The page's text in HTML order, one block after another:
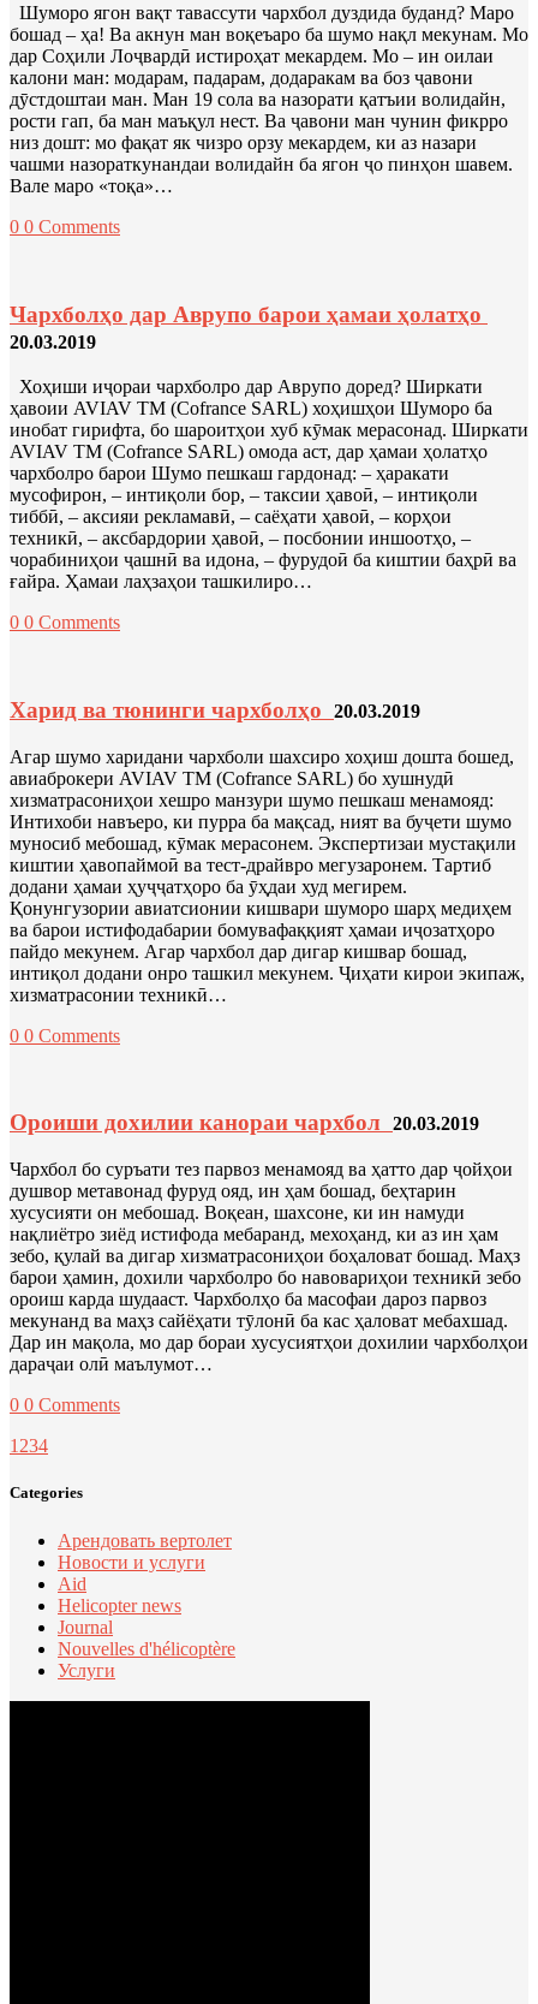
Шуморо ягон вақт тавассути чархбол дуздида буданд? Маро
бошад – ҳа! Ва акнун ман воқеъаро ба шумо нақл мекунам. Мо
дар Соҳили Лоҷвардӣ истироҳат мекардем. Мо – ин оилаи
калони ман: модарам, падарам, додаракам ва боз ҷавони
дӯстдоштаи ман. Ман 19 сола ва назорати қатъии волидайн,
рости гап, ба ман маъқул нест. Ва ҷавони ман чунин фикрро
низ дошт: мо фақат як чизро орзу мекардем, ки аз назари
чашми назораткунандаи волидайн ба ягон ҷо пинҳон шавем.
Вале маро «тоқа»…
0 0 Comments
Чархболҳо дар Аврупо барои ҳамаи ҳолатҳо
20.03.2019
Хоҳиши иҷораи чархболро дар Аврупо доред? Ширкати
ҳавоии AVIAV TM (Cofrance SARL) хоҳишҳои Шуморо ба
инобат гирифта, бо шароитҳои хуб кӯмак мерасонад. Ширкати
AVIAV TM (Cofrance SARL) омода аст, дар ҳамаи ҳолатҳо
чархболро барои Шумо пешкаш гардонад: – ҳаракати
мусофирон, – интиқоли бор, – таксии ҳавоӣ, – интиқоли
тиббӣ, – аксияи рекламавӣ, – саёҳати ҳавоӣ, – корҳои
техникӣ, – аксбардории ҳавоӣ, – посбонии иншоотҳо, –
чорабиниҳои ҷашнӣ ва идона, – фурудоӣ ба киштии баҳрӣ ва
ғайра. Ҳамаи лаҳзаҳои ташкилиро…
0 0 Comments
Харид ва тюнинги чархболҳо 20.03.2019
Агар шумо харидани чархболи шахсиро хоҳиш дошта бошед,
авиаброкери AVIAV TM (Cofrance SARL) бо хушнудӣ
хизматрасониҳои хешро манзури шумо пешкаш менамояд:
Интихоби навъеро, ки пурра ба мақсад, ният ва буҷети шумо
муносиб мебошад, кӯмак мерасонем. Экспертизаи мустақили
киштии ҳавопаймоӣ ва тест-драйвро мегузаронем. Тартиб
додани ҳамаи ҳуҷҷатҳоро ба ӯҳдаи худ мегирем.
Қонунгузории авиатсионии кишвари шуморо шарҳ медиҳем
ва барои истифодабарии бомувафаққият ҳамаи иҷозатҳоро
пайдо мекунем. Агар чархбол дар дигар кишвар бошад,
интиқол додани онро ташкил мекунем. Ҷиҳати кирои экипаж,
хизматрасонии техникӣ…
0 0 Comments
Ороиши дохилии канораи чархбол 20.03.2019
Чархбол бо суръати тез парвоз менамояд ва ҳатто дар ҷойҳои
душвор метавонад фуруд ояд, ин ҳам бошад, беҳтарин
хусусияти он мебошад. Воқеан, шахсоне, ки ин намуди
нақлиётро зиёд истифода мебаранд, мехоҳанд, ки аз ин ҳам
зебо, қулай ва дигар хизматрасониҳои боҳаловат бошад. Маҳз
барои ҳамин, дохили чархболро бо навовариҳои техникӣ зебо
ороиш карда шудааст. Чархболҳо ба масофаи дароз парвоз
мекунанд ва маҳз сайёҳати тӯлонӣ ба кас ҳаловат мебахшад.
Дар ин мақола, мо дар бораи хусусиятҳои дохилии чархболҳои
дараҷаи олӣ маълумот…
0 0 Comments
1 234
Categories
Арендовать вертолет
Новости и услуги
Aid
Helicopter news
Journal
Nouvelles d'hélicoptère
Услуги